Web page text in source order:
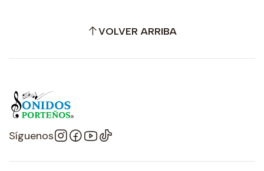
VOLVER ARRIBA
Síguenos